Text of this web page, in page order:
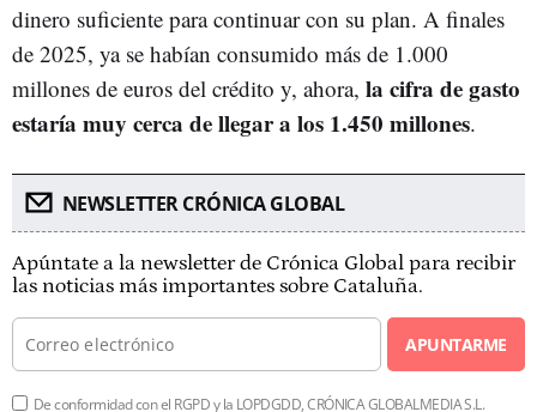
dinero suficiente para continuar con su plan. A finales
de 2025, ya se habían consumido más de 1.000
millones de euros del crédito y, ahora, la cifra de gasto
estaría muy cerca de llegar a los 1.450 millones.
NEWSLETTER CRÓNICA GLOBAL
Apúntate a la newsletter de Crónica Global para recibir
las noticias más importantes sobre Cataluña.
APUNTARME
De conformidad con el RGPD y la LOPDGDD, CRÓNICA GLOBALMEDIA S.L.